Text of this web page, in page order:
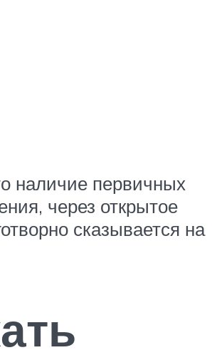
наличие первичных
через открытое
сказывается на